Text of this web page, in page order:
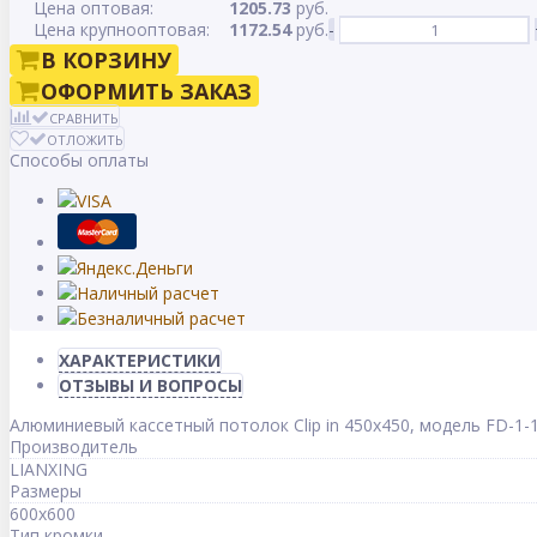
Цена оптовая:
1205.73 руб.
Цена крупнооптовая:
1172.54руб.-
В КОРЗИНУ
ОФОРМИТЬ ЗАКАЗ
СРАВНИТЬ
ОТЛОЖИТЬ
Способы оплаты
ХАРАКТЕРИСТИКИ
ОТЗЫВЫ И ВОПРОСЫ
Алюминиевый кассетный потолок Clip in 450х450, модель FD-1-
Производитель
LIANXING
Размеры
600x600